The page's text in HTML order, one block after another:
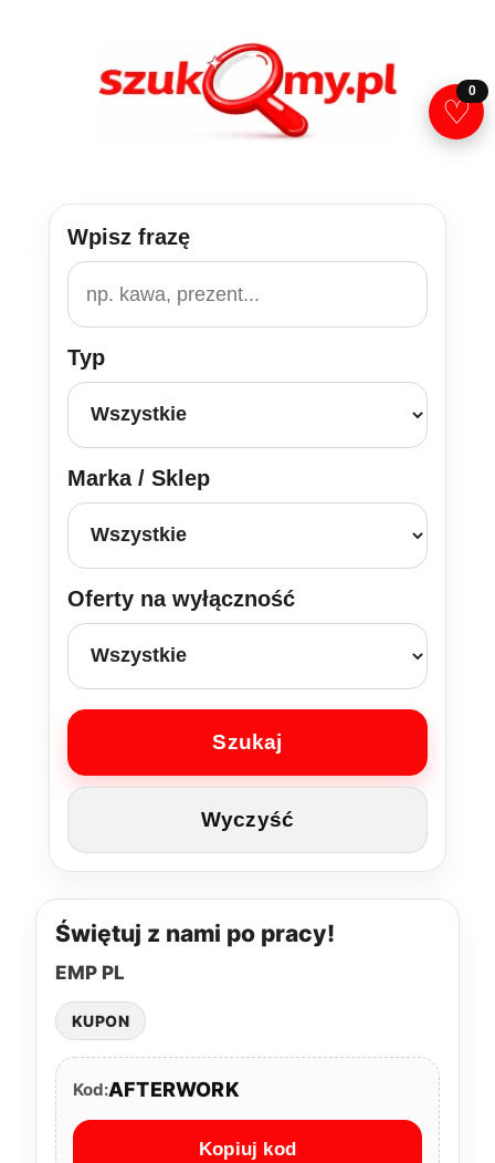
Wpisz frazę
Typ
Marka / Sklep
Oferty na wyłączność
Szukaj
Wyczyść
Świętuj z nami po pracy!
EMP PL
KUPON
Kod:AFTERWORK
Kopiuj kod
♡
0